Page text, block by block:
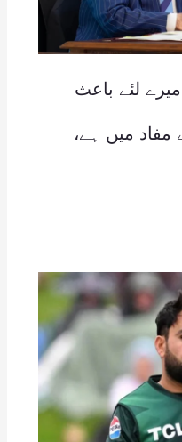
لئے باعث
مفاد میں ہے،